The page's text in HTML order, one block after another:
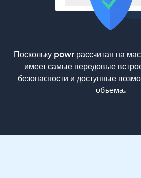
Поскольку powr рассчитан на
имеет самые передовые
безопасности и доступные
объема.